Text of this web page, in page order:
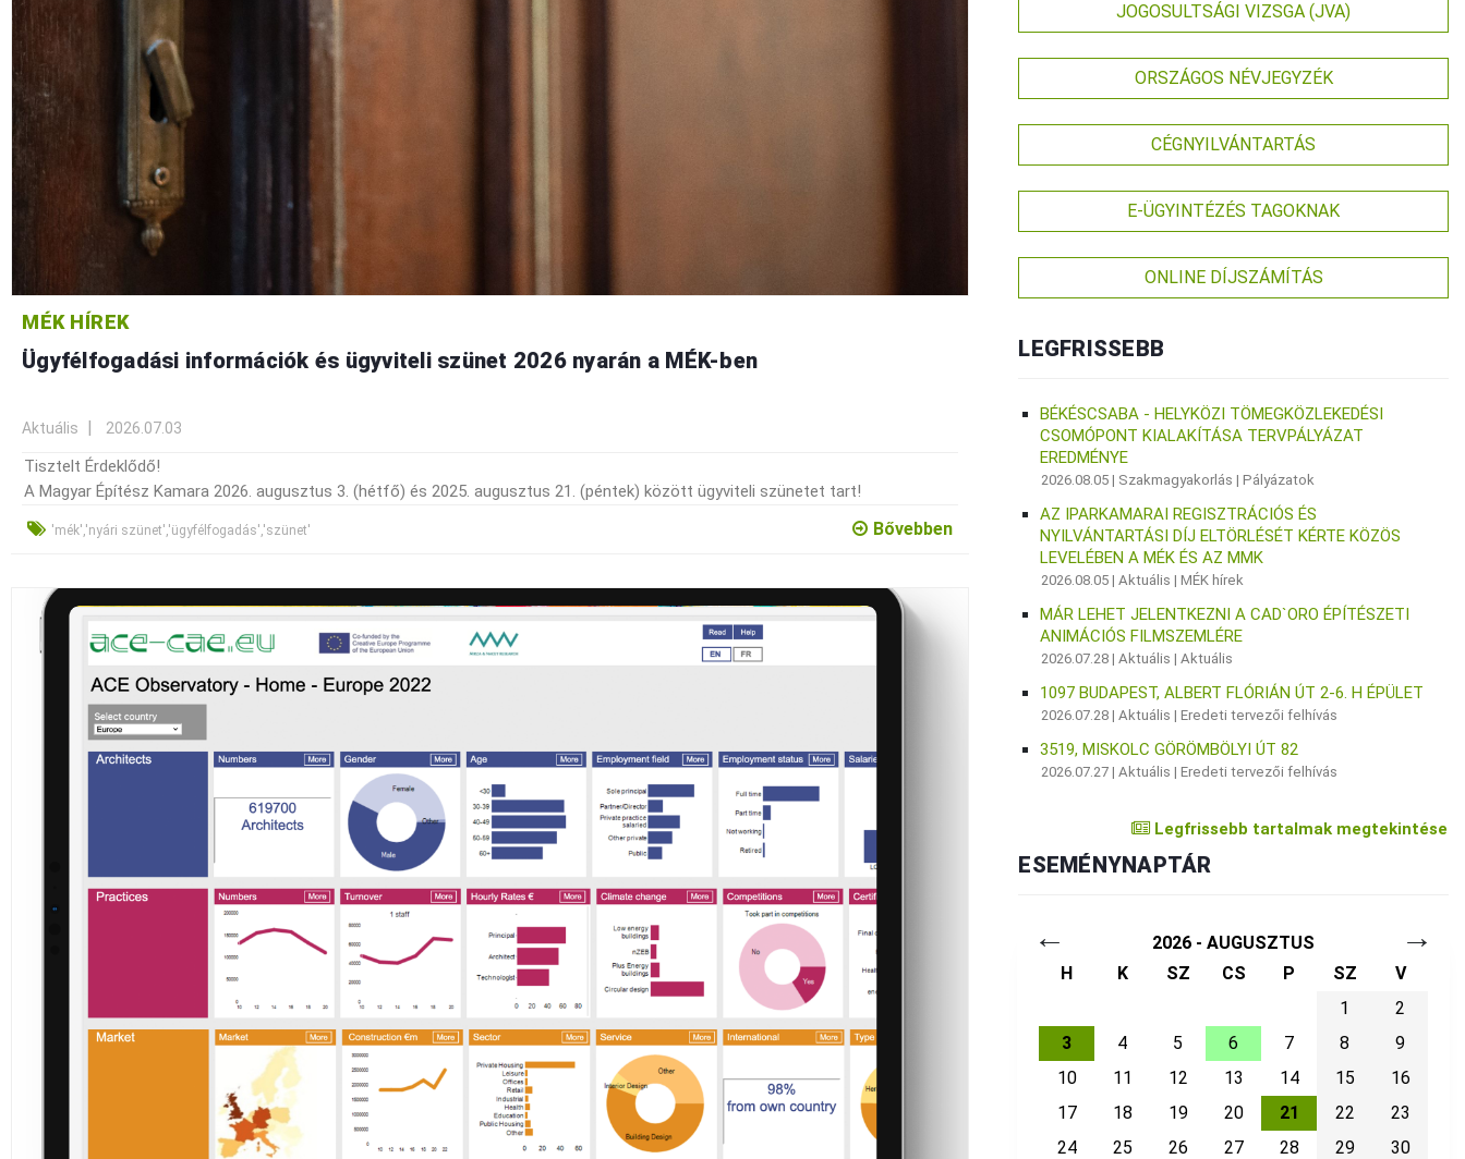
MÉK HÍREK
Ügyfélfogadási információk és ügyviteli szünet 2026 nyarán a MÉK-ben
Aktuális 2026.07.03
Tisztelt Érdeklődő!
A Magyar Építész Kamara 2026. augusztus 3. (hétfő) és 2025. augusztus 21. (péntek) között ügyviteli szünetet tart!
'mék','nyári szünet','ügyfélfogadás','szünet' Bővebben
JOGOSULTSÁGI VIZSGA (JVA)
ORSZÁGOS NÉVJEGYZÉK
CÉGNYILVÁNTARTÁS
E-ÜGYINTÉZÉS TAGOKNAK
ONLINE DÍJSZÁMÍTÁS
LEGFRISSEBB
BÉKÉSCSABA - HELYKÖZI TÖMEGKÖZLEKEDÉSI
CSOMÓPONT KIALAKÍTÁSA TERVPÁLYÁZAT
EREDMÉNYE
2026.08.05 | Szakmagyakorlás |Pályázatok
AZ IPARKAMARAI REGISZTRÁCIÓS ÉS
NYILVÁNTARTÁSI DÍJ ELTÖRLÉSÉT KÉRTE KÖZÖS
LEVELÉBEN A MÉK ÉS AZ MMK
2026.08.05 |Aktuális |MÉK hírek
MÁR LEHET JELENTKEZNI A CAD`ORO ÉPÍTÉSZETI
ANIMÁCIÓS FILMSZEMLÉRE
2026.07.28 |Aktuális |Aktuális
1097 BUDAPEST, ALBERT FLÓRIÁN ÚT 2-6. H ÉPÜLET
2026.07.28 |Aktuális |Eredeti tervezői felhívás
3519, MISKOLC GÖRÖMBÖLYI ÚT 82
2026.07.27 |Aktuális |Eredeti tervezői felhívás
Legfrissebb tartalmak megtekintése
ESEMÉNYNAPTÁR
← 2026 - AUGUSZTUS →
H K SZ CS P SZ
V
1
2
3
4 5 6 7 8
9
10
11 12 13 14 15
16
17
18 19 20 21 22
23
24
25 26 27 28 29
30